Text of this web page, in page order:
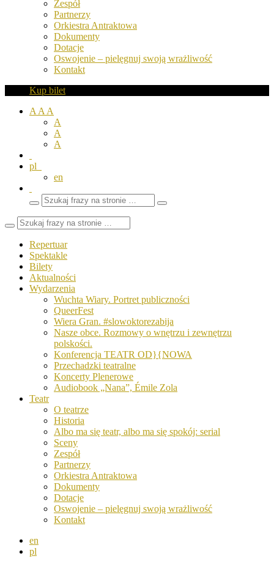
Zespół
Partnerzy
Orkiestra Antraktowa
Dokumenty
Dotacje
Oswojenie – pielęgnuj swoją wrażliwość
Kontakt
Kup bilet
A A A
A
A
A
pl
en
Wyszukaj
frazy
Zamknij
Repertuar
Spektakle
Bilety
Aktualności
Wydarzenia
Wuchta Wiary. Portret publiczności
QueerFest
Wiera Gran. #slowoktorezabija
Nasze obce. Rozmowy o wnętrzu i zewnętrzu
polskości.
Konferencja TEATR OD}{NOWA
Przechadzki teatralne
Koncerty Plenerowe
Audiobook „Nana”, Émile Zola
Teatr
O teatrze
Historia
Albo ma się teatr, albo ma się spokój: serial
Sceny
Zespół
Partnerzy
Orkiestra Antraktowa
Dokumenty
Dotacje
Oswojenie – pielęgnuj swoją wrażliwość
Kontakt
en
pl